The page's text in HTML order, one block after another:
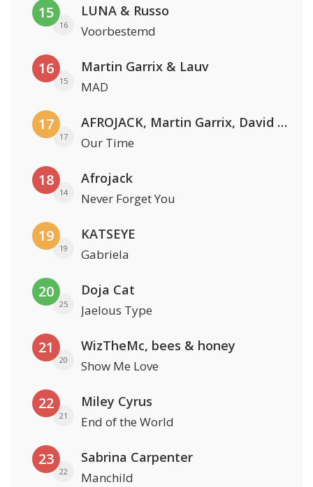
15
16
LUNA & Russo
Voorbestemd
16
15
Martin Garrix & Lauv
MAD
17
17
AFROJACK, Martin Garrix, David Guetta & Amél
Our Time
18
14
Afrojack
Never Forget You
19
19
KATSEYE
Gabriela
20
25
Doja Cat
Jaelous Type
21
20
WizTheMc, bees & honey
Show Me Love
22
21
Miley Cyrus
End of the World
23
22
Sabrina Carpenter
Manchild